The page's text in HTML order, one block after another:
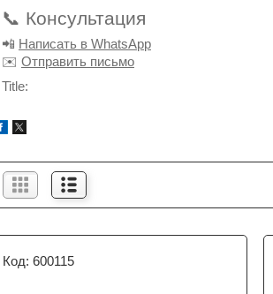
📞 Консультация
📲 Написать в WhatsApp
✉️ Отправить письмо
Title:
600115